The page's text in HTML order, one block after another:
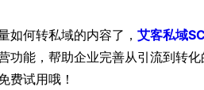
如何转私域的内容了， 艾客私域
功能，帮助企业完善从引流到转
费试用哦！